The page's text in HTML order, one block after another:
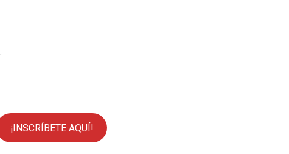
¡INSCRÍBETE AQUÍ!